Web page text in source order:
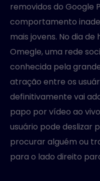
removidos do Google
comportamento
mais jovens. No dia
Omegle, uma rede
conhecida pela
atração entre os
definitivamente vai
papo por vídeo ao
usuário pode deslizar
procurar alguém ou
para o lado direito